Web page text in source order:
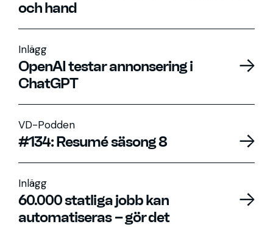
och hand
Inlägg
OpenAI testar annonsering i
ChatGPT
VD-Podden
#134: Resumé säsong 8
Inlägg
60.000 statliga jobb kan
automatiseras – gör det